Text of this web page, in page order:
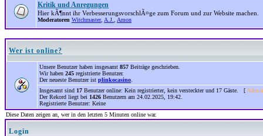
Kritik und Anregungen
Hier kÃ¶nnt ihr VerbesserungsvorschlÃ¤ge zum Forum und zur Website machen.
Moderatoren Witchmaster, A.J. Amon
Wer ist online?
Unsere Benutzer haben insgesamt 857 Beiträge geschrieben.
Wir haben 245 registrierte Benutzer.
Der neueste Benutzer ist plinkocasino
Insgesamt sind 17 Benutzer online: Kein registrierter, kein versteckter und 17 Gäste. [
Der Rekord liegt bei 1426 Benutzern am 24.02.2025, 19:42.
Registrierte Benutzer: Keine
Diese Daten zeigen an, wer in den letzten 5 Minuten online war.
Login